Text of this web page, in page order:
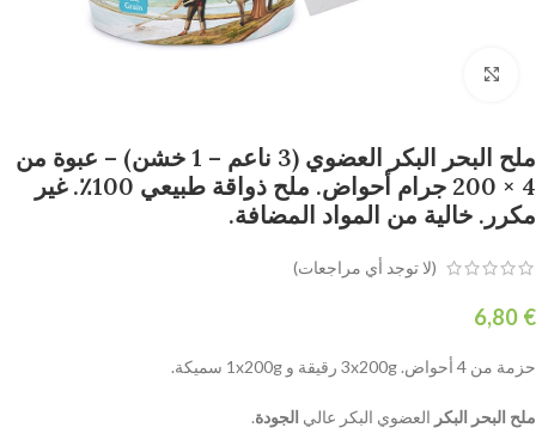
ملح البحر البكر العضوي (3 ناعم – 1 خشن) – عبوة من
4 × 200 جرام أحواض. ملح ذواقة طبيعي 100٪. غير
مكرر. خالية من المواد المضافة.
(لا توجد أي مراجعات)
€
حزمة من 4 أحواض. 3x200g رقيقة و 1x200g سميكة.
ملح البحر البكر العضوي البكر عالي الجودة.